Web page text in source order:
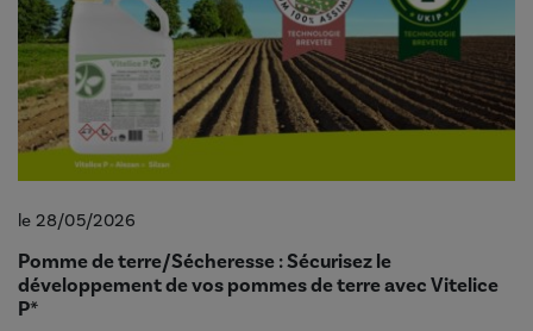
le 28/05/2026
Pomme de terre/Sécheresse : Sécurisez le
développement de vos pommes de terre avec Vitelice
P*